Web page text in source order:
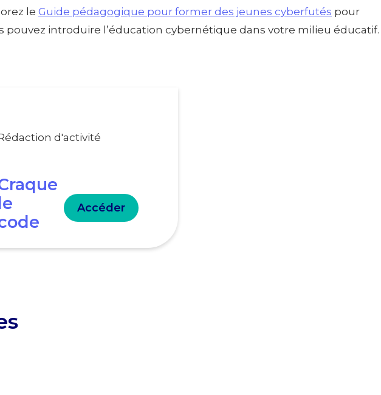
le Guide pédagogique pour former des jeunes cyberfutés pour
introduire l’éducation cybernétique dans votre milieu éducatif.
d'activité
le
Accéder